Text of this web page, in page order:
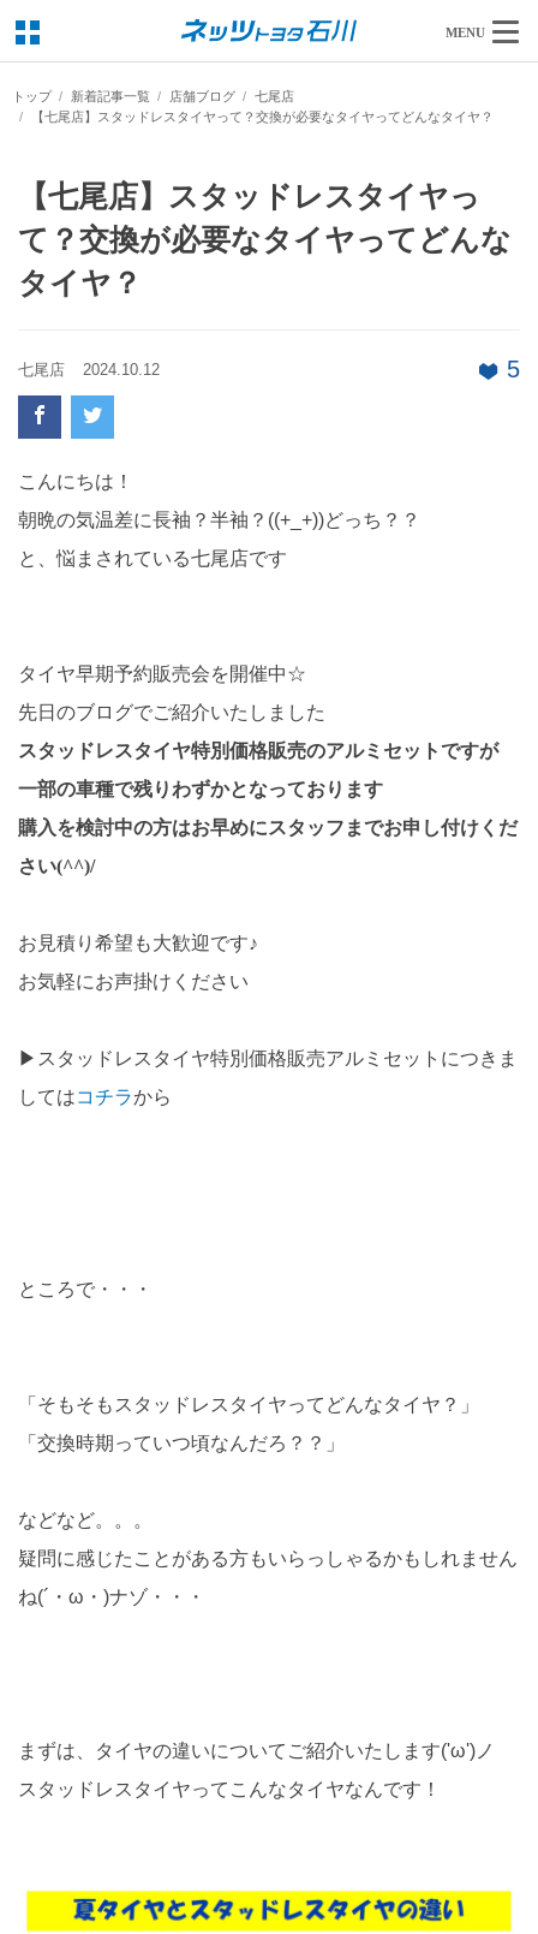
MENU
トップ 新着記事一覧 店舗ブログ
七尾店
【七尾店】スタッドレスタイヤって？交換が必要なタイヤってどんなタイヤ？
【七尾店】スタッドレスタイヤっ
て？交換が必要なタイヤってどんな
タイヤ？
七尾店 2024.10.12 5
こんにちは！
朝晩の気温差に長袖？半袖？((+_+))どっち？？
と、悩まされている七尾店です
タイヤ早期予約販売会を開催中☆
先日のブログでご紹介いたしました
スタッドレスタイヤ特別価格販売のアルミセットですが
一部の車種で残りわずかとなっております
購入を検討中の方はお早めにスタッフまでお申し付けくだ
さい(^^)/
お見積り希望も大歓迎です♪
お気軽にお声掛けください
▶スタッドレスタイヤ特別価格販売アルミセットにつきま
してはコチラから
ところで・・・
「そもそもスタッドレスタイヤってどんなタイヤ？」
「交換時期っていつ頃なんだろ？？」
などなど。。。
疑問に感じたことがある方もいらっしゃるかもしれません
ね(´・ω・)ナゾ・・・
まずは、タイヤの違いについてご紹介いたします('ω')ノ
スタッドレスタイヤってこんなタイヤなんです！